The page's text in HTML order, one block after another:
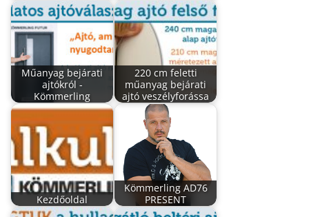
Műanyag bejárati
ajtókról -
Kömmerling
220 cm feletti
műanyag bejárati
ajtó veszélyforássa
Kezdőoldal
Kömmerling AD76
PRESENT